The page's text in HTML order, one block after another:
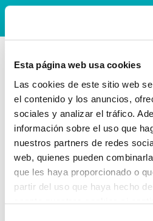
Esta página web usa cookies
Las cookies de este sitio web
el contenido y los anuncios,
sociales y analizar el tráfico.
información sobre el uso que
nuestros partners de redes
web, quienes pueden
que les haya proporcionado o
partir del uso que haya hecho